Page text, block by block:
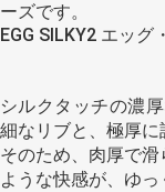
ーズです。
EGG SILKY2 エッグ
シルクタッチの濃
細なリブと、極厚に
そのため、肉厚で
ような快感が、ゆ